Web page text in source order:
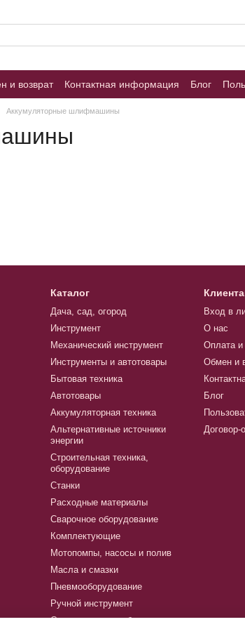
и возврат Контактная информация Блог
Аккумуляторные шлифмашины
Каталог
Дача, сад, огород
Инструмент
Механический инструмент
Инструменты и автотовары
Бытовая техника
Автотовары
Аккумуляторная техника
Альтернативные источники
энергии
Строительная техника,
оборудование
Станки
Расходные материалы
Сварочное оборудование
Комплектующие
Мотопомпы, насосы и полив
Масла и смазки
Пневмооборудование
Ручной инструмент
Сантехническое оборудование
Вход в
О нас
Оплата и
Обмен и
Блог
Договор-